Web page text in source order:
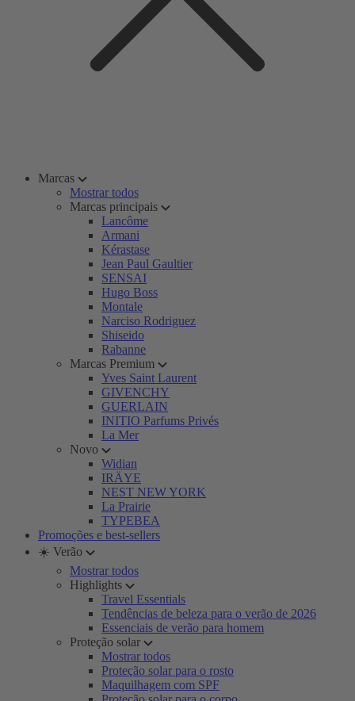
Marcas
Mostrar todos
Marcas principais
Lancôme
Armani
Kérastase
Jean Paul Gaultier
SENSAI
Hugo Boss
Montale
Narciso Rodriguez
Shiseido
Rabanne
Marcas Premium
Yves Saint Laurent
GIVENCHY
GUERLAIN
INITIO Parfums Privés
La Mer
Novo
Widian
IRÄYE
NEST NEW YORK
La Prairie
TYPEBEA
Promoções e best-sellers
☀️ Verão
Mostrar todos
Highlights
Travel Essentials
Tendências de beleza para o verão de 2026
Essenciais de verão para homem
Proteção solar
Mostrar todos
Proteção solar para o rosto
Maquilhagem com SPF